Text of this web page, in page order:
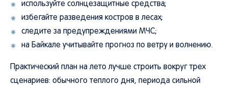
используйте солнцезащитные средства;
избегайте разведения костров в лесах;
следите за предупреждениями МЧС;
на Байкале учитывайте прогноз по ветру и волнению.
Практический план на лето лучше строить вокруг трех
сценариев: обычного теплого дня, периода сильной